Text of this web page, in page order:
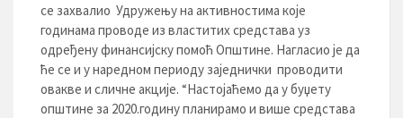
се захвалио Удружењу на активностима које
годинама проводе из властитих средстава уз
одређену финансијску помоћ Општине. Нагласио је да
ће се и у наредном периоду заједнички проводити
овакве и сличне акције. “Настојаћемо да у буџету
општине за 2020.годину планирамо и више средстава